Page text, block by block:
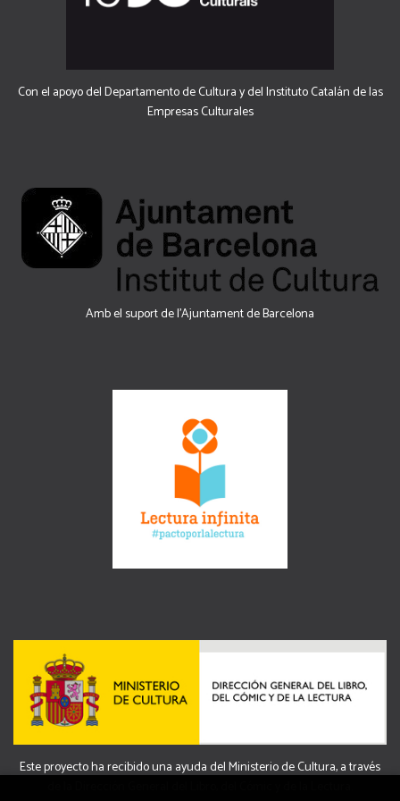
Con el apoyo del Departamento de Cultura y del Instituto Catalán de las
Empresas Culturales
Amb el suport de l’Ajuntament de Barcelona
Este proyecto ha recibido una ayuda del Ministerio de Cultura, a través